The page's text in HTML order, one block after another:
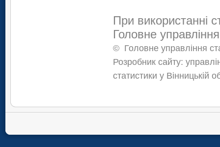
При використанні
Головне
© Головне управління
Розробник сайту:
статистики у Вінницькій